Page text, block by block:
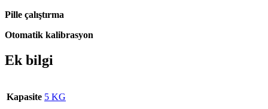
Pille çalıştırma
Otomatik kalibrasyon
Ek bilgi
Kapasite 5 KG